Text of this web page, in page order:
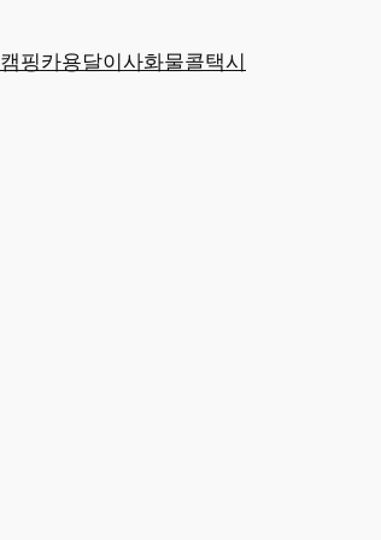
캠핑카용달이사화물콜택시